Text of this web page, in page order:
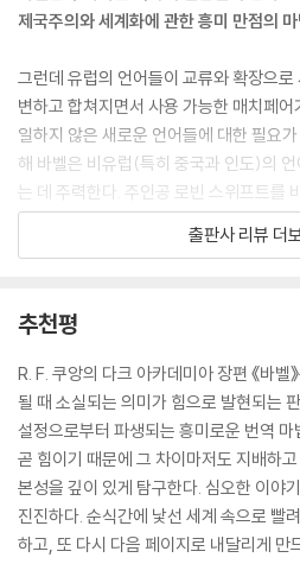
제국주의와 세계화에 관한 흥미 만점의
그런데 유럽의 언어들이 교류와 확장으로
변하고 합쳐지면서 사용 가능한 매치페
일하지 않은 새로운 언어들에 대한 필요
해 바벨은 비유럽(특히 중국과 인도)의
는 데 주력한다. 주인공 로빈 스위프트를
러한 용도로 세계 각지에서 선발된 언어 천
생활에 위기가 찾아온다. 그리핀 역시 중
이 바벨에 반기를 들고 잠적하자 대타로
었다. 그리핀은 로빈에게 바벨이 어떻게
식민지 침탈에 앞장서고 있는지 설명하
‘헤르메스 협회’에 가담하라고 설득한다.
제국 번역가로서의 안락한 미래 사이에서
끊는다. 발각될 경우 궁핍과 굶주림에 시
될 것이 두려웠기 때문이다.
출판사 리뷰 더
추천평
R. F. 쿠앙의 다크 아카데미아 장편 《바벨
될 때 소실되는 의미가 힘으로 발현되는
설정으로부터 파생되는 흥미로운 번역
곧 힘이기 때문에 그 차이마저도 지배하
본성을 깊이 있게 탐구한다. 심오한 이야
진진하다. 순식간에 낯선 세계 속으로 빨
하고, 또 다시 다음 페이지로 내달리게 만